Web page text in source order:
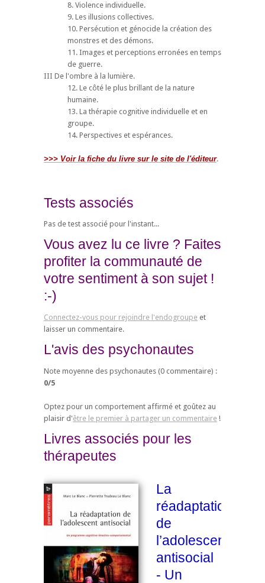
8. Violence individuelle.
9. Les illusions collectives.
10. Persécution et génocide la création des
monstres et des démons.
11. Images et perceptions erronées en temps
de guerre.
III De l'ombre à la lumière.
12. Le côté le plus brillant de la nature
humaine.
13. La thérapie cognitive individuelle et en
groupe.
14. Perspectives et espérances.
>>> Voir la fiche du livre sur le site de l'éditeur.
Tests associés
Pas de test associé pour l'instant...
Vous avez lu ce livre ? Faites
profiter la communauté de
votre sentiment à son sujet !
:-)
Connectez-vous pour rejoindre l'endogroupe et
laisser un commentaire.
L'avis des psychonautes
Note moyenne des psychonautes (0 commentaire) :
0/5
Optez pour un comportement affirmé et goûtez au
plaisir d'être le premier à partager un commentaire !
Livres associés pour les
thérapeutes
La
réadaptation
de
l’adolescent
antisocial
- Un